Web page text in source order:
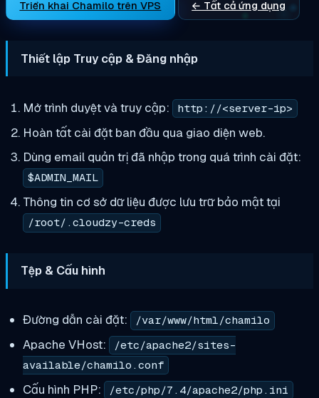
Triển khai Chamilo trên VPS ← Tất cả ứng dụng
Thiết lập Truy cập & Đăng nhập
Mở trình duyệt và truy cập: http://<server-ip>
Hoàn tất cài đặt ban đầu qua giao diện web.
Dùng email quản trị đã nhập trong quá trình cài đặt:
$ADMIN_MAIL
Thông tin cơ sở dữ liệu được lưu trữ bảo mật tại
/root/.cloudzy-creds
Tệp & Cấu hình
Đường dẫn cài đặt: /var/www/html/chamilo
Apache VHost:
/etc/apache2/sites-
available/chamilo.conf
Cấu hình PHP: /etc/php/7.4/apache2/php.ini